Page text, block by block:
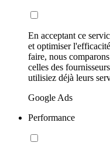
En acceptant ce
et optimiser
faire, nous
celles des
utilisiez déjà leurs
Google Ads
Performance